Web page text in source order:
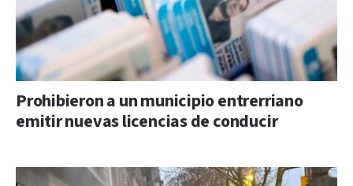
Prohibieron a un municipio entrerriano
emitir nuevas licencias de conducir